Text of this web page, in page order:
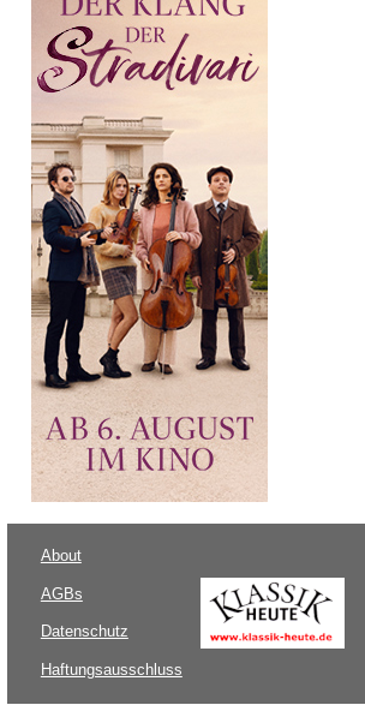
About
AGBs
Datenschutz
Haftungsausschluss